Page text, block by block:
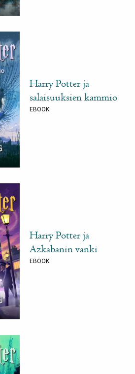
Harry Potter ja
salaisuuksien kammio
EBOOK
Harry Potter ja
Azkabanin vanki
EBOOK